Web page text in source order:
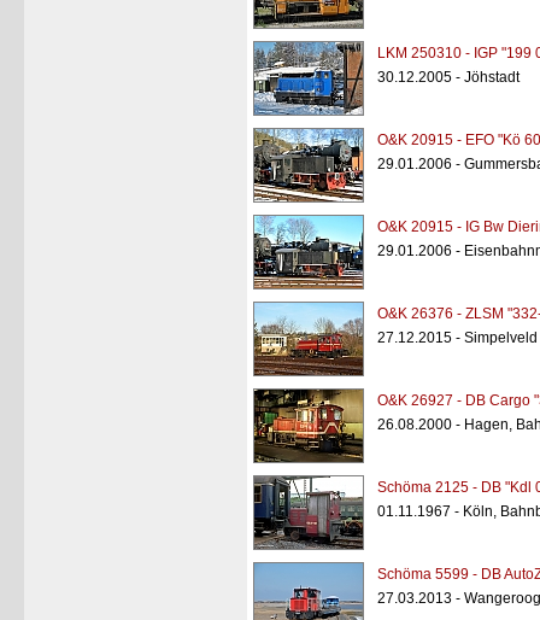
LKM 250310 - IGP "199
30.12.2005 - Jöhstadt
O&K 20915 - EFO "Kö
29.01.2006 -
O&K 20915 - IG Bw
29.01.2006 -
O&K 26376 - ZLSM
27.12.2015 - Simpelveld
O&K 26927 - DB Cargo
26.08.2000 - Hagen,
Schöma 2125 - DB "Kdl
01.11.1967 - Köln,
Schöma 5599 - DB
27.03.2013 -